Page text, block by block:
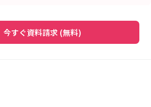
今すぐ資料請求 (無料)